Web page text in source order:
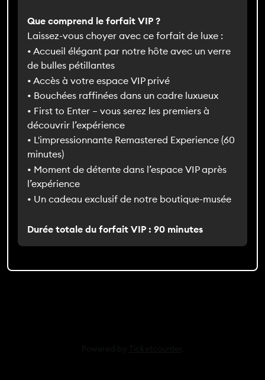
Que comprend le forfait VIP ?
Laissez-vous choyer avec ce forfait de luxe :
• Accueil élégant par notre hôte avec un verre
de bulles pétillantes
• Accès à votre espace VIP privé
• Bouchées raffinées dans un cadre luxueux
• First to Enter – vous serez les premiers à
découvrir l’expérience
• L'impressionnante Remastered Experience (60
minutes)
• Moment de détente dans l’espace VIP après
l’expérience
• Un cadeau exclusif de notre boutique-musée
Durée totale du forfait VIP : 90 minutes